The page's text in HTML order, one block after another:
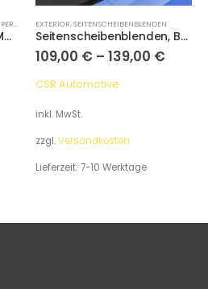
PERFORMANCE DISPLAYS
Performance Display, BMW 1 Series E8X 2004-2013
EXTERIOR,SEITENSCHEIBENBLENDEN
Seitenscheibenblenden, BMW 2er F22/F87 Coupe
109,00 € – 139,00 €
CSR Automotive
inkl. MwSt.
zzgl.Versandkosten
Lieferzeit: 7-10 Werktage